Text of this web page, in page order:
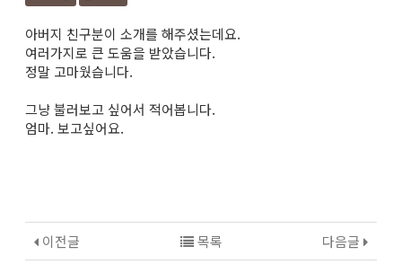
본문
아버지 친구분이 소개를 해주셨는데요.
여러가지로 큰 도움을 받았습니다.
정말 고마웠습니다.
그냥 불러보고 싶어서 적어봅니다.
엄마. 보고싶어요.
이전글 다음글
목록